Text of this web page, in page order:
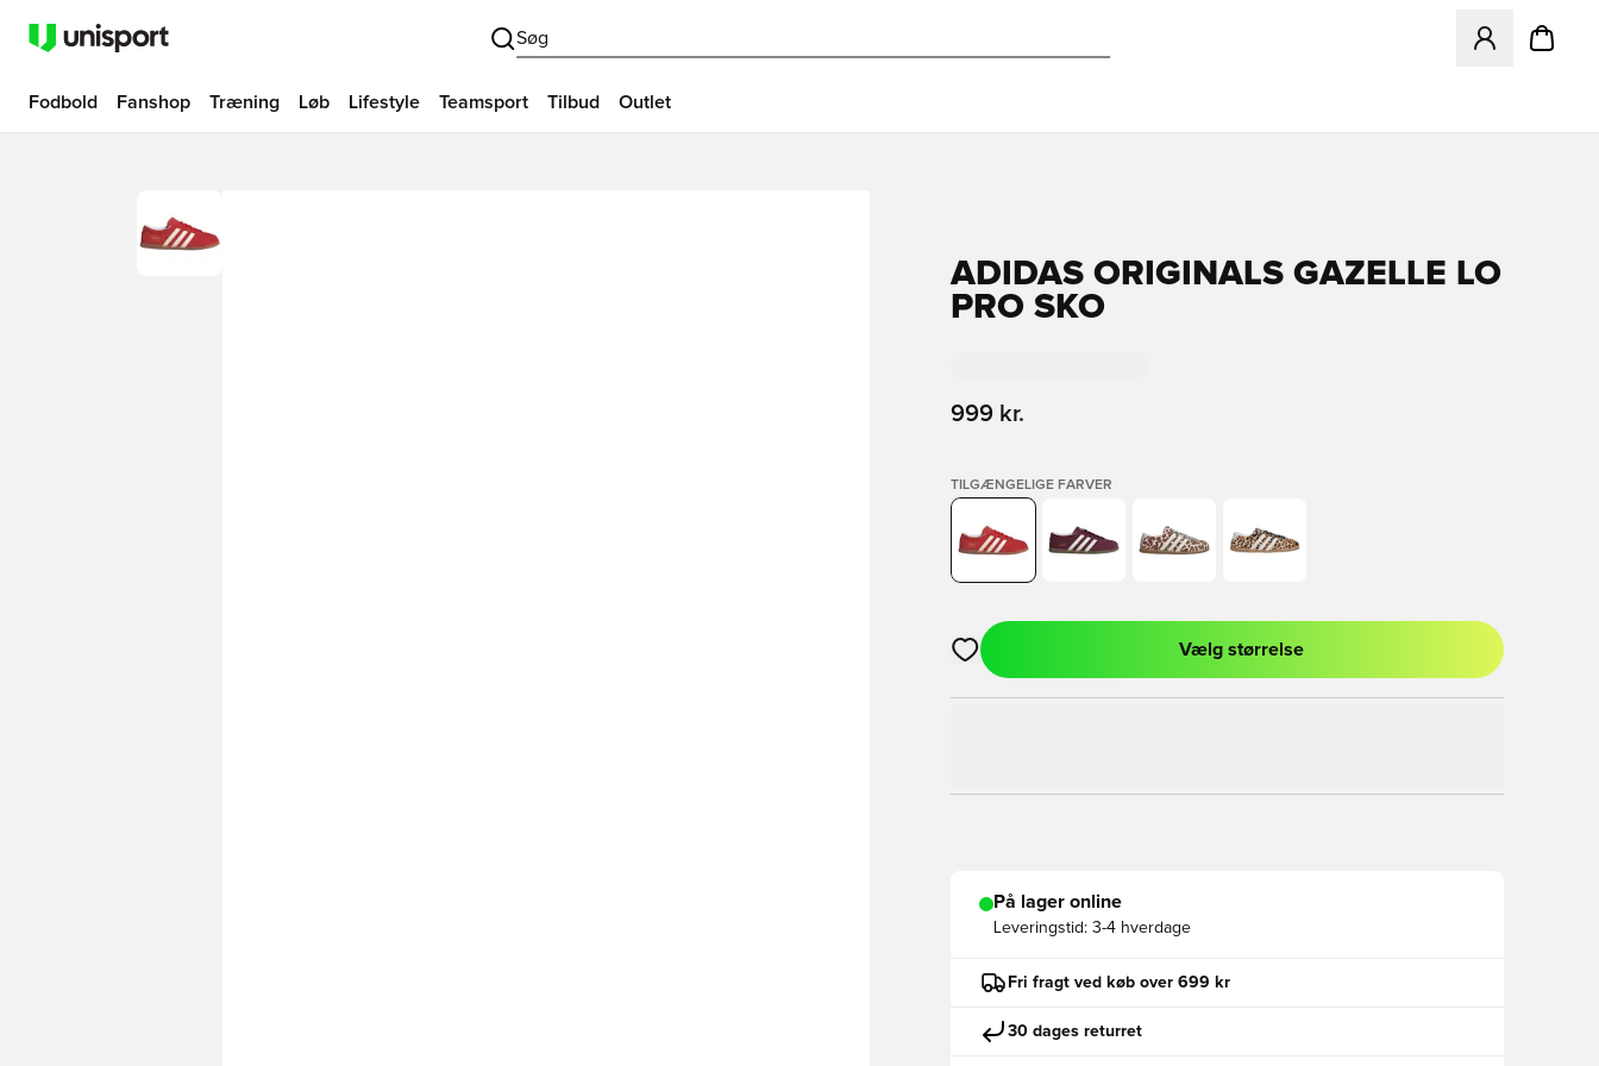
Søg
Åbner en
Fodbold Fanshop Træning Løb Lifestyle Teamsport Tilbud Outlet
ADIDAS ORIGINALS GAZELLE LO
PRO SKO
999 kr.
TILGÆNGELIGE FARVER
Åbner en Modal til at logge ind eller tilmelde dig som medlem
Vælg størrelse
På lager online
Leveringstid: 3-4 hverdage
Fri fragt ved køb over 699 kr
30 dages returret